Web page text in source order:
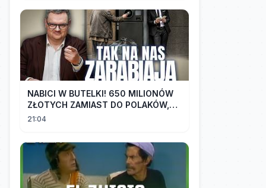
NABICI W BUTELKI! 650 MILIONÓW
ZŁOTYCH ZAMIAST DO POLAKÓW,
TRAFIŁO DO LOBBYSTÓW | Radek
21:04